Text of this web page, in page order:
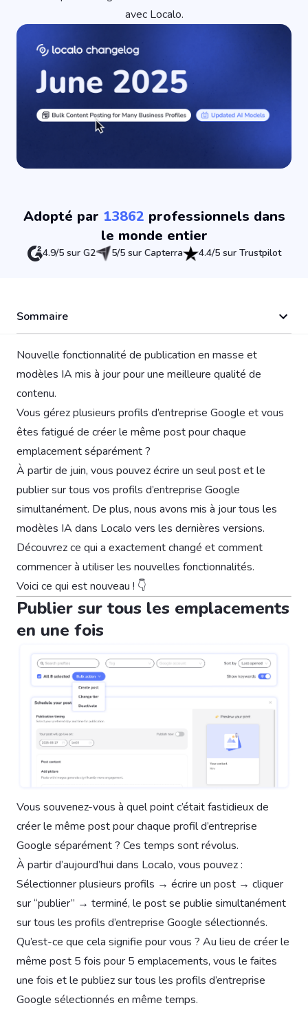
avec Localo.
Adopté par 13862 professionnels dans
le monde entier
4.9/5 sur G2 5/5 sur Capterra 4.4/5 sur Trustpilot
Sommaire
Nouvelle fonctionnalité de publication en masse et
modèles IA mis à jour pour une meilleure qualité de
contenu.
Vous gérez plusieurs profils d’entreprise Google et vous
êtes fatigué de créer le même post pour chaque
emplacement séparément ?
À partir de juin, vous pouvez écrire un seul post et le
publier sur tous vos profils d’entreprise Google
simultanément. De plus, nous avons mis à jour tous les
modèles IA dans Localo vers les dernières versions.
Découvrez ce qui a exactement changé et comment
commencer à utiliser les nouvelles fonctionnalités.
Voici ce qui est nouveau ! 👇
Publier sur tous les emplacements
en une fois
Vous souvenez-vous à quel point c’était fastidieux de
créer le même post pour chaque profil d’entreprise
Google séparément ? Ces temps sont révolus.
À partir d’aujourd’hui dans Localo, vous pouvez :
Sélectionner plusieurs profils → écrire un post → cliquer
sur “publier” → terminé, le post se publie simultanément
sur tous les profils d’entreprise Google sélectionnés.
Qu’est-ce que cela signifie pour vous ? Au lieu de créer le
même post 5 fois pour 5 emplacements, vous le faites
une fois et le publiez sur tous les profils d’entreprise
Google sélectionnés en même temps.